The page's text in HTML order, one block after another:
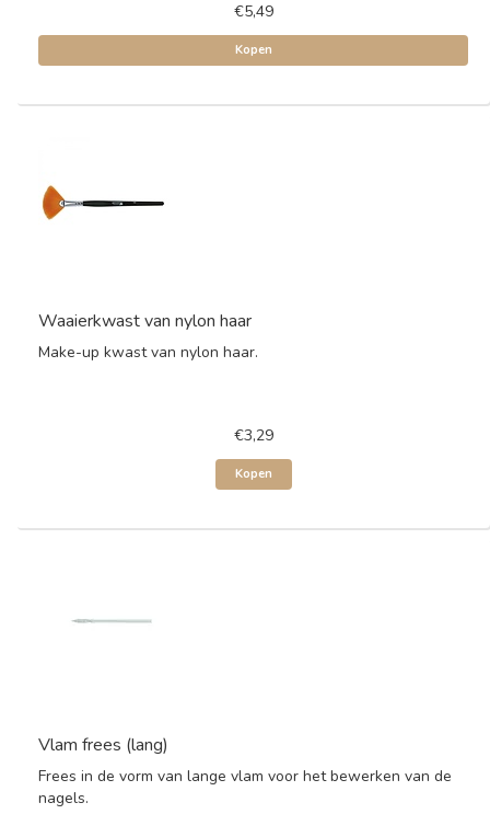
€5,49
Kopen
Waaierkwast van nylon haar
Make-up kwast van nylon haar.
€3,29
Kopen
Vlam frees (lang)
Frees in de vorm van lange vlam voor het bewerken van de
nagels.